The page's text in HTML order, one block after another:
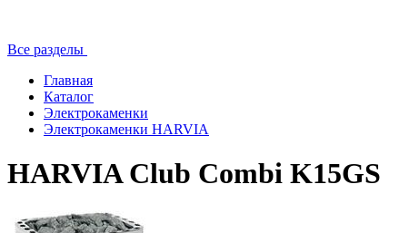
Все разделы
Главная
Каталог
Электрокаменки
Электрокаменки HARVIA
HARVIA Club Combi K15GS